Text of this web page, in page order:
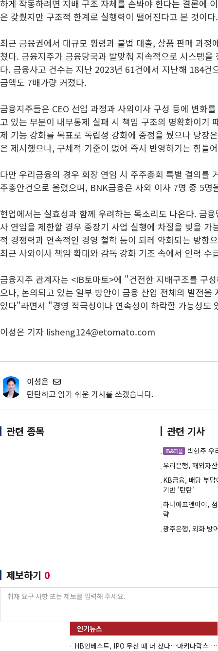
하게 작동하려면 지배 구조 자체를 손봐야 한다는 결론에
은 갖췄지만 구조적 한계로 실행력이 떨어진다고 본 것이다.
최근 금융권에서 대규모 횡령과 불법 대출, 상품 판매 과정
쳤다. 금융지주가 금융당국과 발맞춰 지속적으로 시스템을
다. 금융사고 건수는 지난 2023년 61건에서 지난해 184건
금액도 7배가량 커졌다.
금융지주들은 CEO 선임 과정과 사외이사 구성 등에 변화
고 있는 부분이 내부통제 실패 시 책임 구조의 명확화이기
제 기능 강화를 목표로 독립성 강화에 중점을 뒀으나 당장
은 제시했으나, 구체적 기준이 없어 즉시 반영하기는 힘들
다만 우리금융의 경우 회장 연임 시 주주총회 특별 결의를
주총안건으로 올렸으며, BNK금융은 사외 이사 7명 중 5명
현업에서는 실효성과 함께 우려하는 목소리도 나온다. 금
사 연임을 제한할 경우 중장기 사업 실행에 차질을 빚을 가
적 경쟁력과 연속적인 경영 철학 등이 되레 약화되는 방향
최근 사외이사 책임 확대와 감독 강화 기조 속에서 인력 수
금융지주 관계자는 <IB토마토>에 "건전한 지배구조를 구
으나, 논의되고 있는 일부 방안이 금융 산업 전체의 발전을
있다"라면서 "경영 적극성이나 연속성이 하락할 가능성도
이성은 기자 lisheng124@etomato.com
이성은
탄탄하고 읽기 쉬운 기사를 쓰겠습니다.
관련 종목 관련 기사
IB&피플
박현주 우
우리은행, 해외자
KB금융, 배당 부
기반 '탄탄'
하나에프앤아이,
략
광주은행, 외화 방
제보하기 0
HB인베스트, IPO 무산 때 더 샀다…마키나락스 투자 2.7배 회수